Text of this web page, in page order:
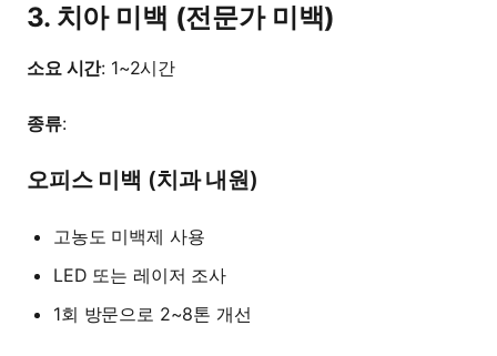
3. 치아 미백 (전문가 미백)
소요 시간: 1~2시간
종류:
오피스 미백 (치과 내원)
고농도 미백제 사용
LED 또는 레이저 조사
1회 방문으로 2~8톤 개선